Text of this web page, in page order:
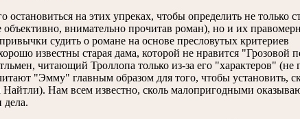
остановиться на этих упреках, чтобы определить не только
внимательно прочитав роман), но и их
судить о романе на основе пресловутых критериев
известны старая дама, которой не нравится "Грозовой
читающий Троллопа только из-за его "характеров" (не
"Эмму" главным образом для того, чтобы установить,
Нам всем известно, сколь малопригодными
дела.